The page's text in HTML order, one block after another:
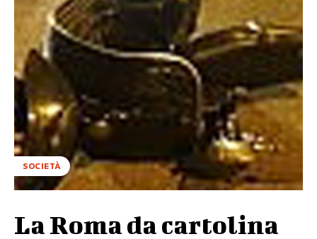
SOCIETÀ
La Roma da cartolina